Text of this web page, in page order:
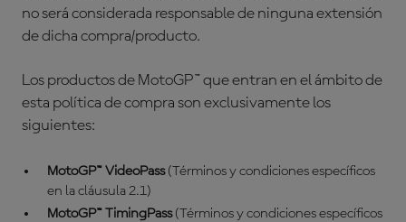
no será considerada responsable de ninguna extensión
de dicha compra/producto.
Los productos de MotoGP™ que entran en el ámbito de
esta política de compra son exclusivamente los
siguientes:
MotoGP™ VideoPass(Términos y condiciones específicos
en la cláusula 2.1)
MotoGP™ TimingPass(Términos y condiciones específicos